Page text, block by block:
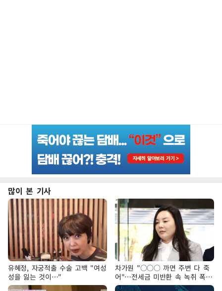
많이 본 기사
유혜정, 자궁적출 수술 고백 "여성
성을 잃는 것이…"
차가원 "○○○ 까면 주변 다 죽
어"…전세금 미반환 속 녹취 폭로
파장